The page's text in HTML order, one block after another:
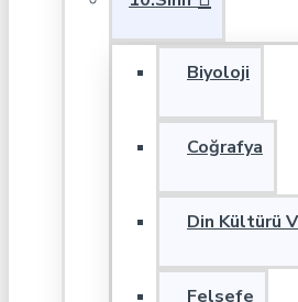
Biyoloji
Coğrafya
Din Kültürü
Felsefe